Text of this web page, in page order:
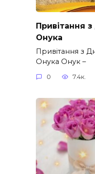
Привітання
Онука
Привітання з
Онука Онук –
0 7.4к.